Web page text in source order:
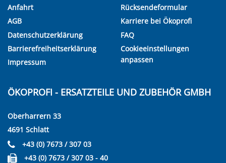
Anfahrt
AGB
Datenschutzerklärung
Barrierefreiheitserklärung
Impressum
Rücksendeformular
Karriere bei Ökoprofi
FAQ
Cookieeinstellungen
anpassen
ÖKOPROFI - ERSATZTEILE UND ZUBEHÖR GMBH
Oberharrern 33
4691 Schlatt
+43 (0) 7673 / 307 03
+43 (0) 7673 / 307 03 - 40